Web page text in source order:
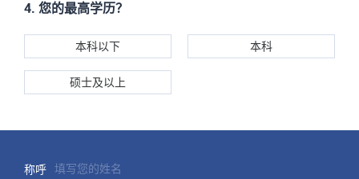
4. 您的最高学历？
本科以下 本科
硕士及以上
称呼